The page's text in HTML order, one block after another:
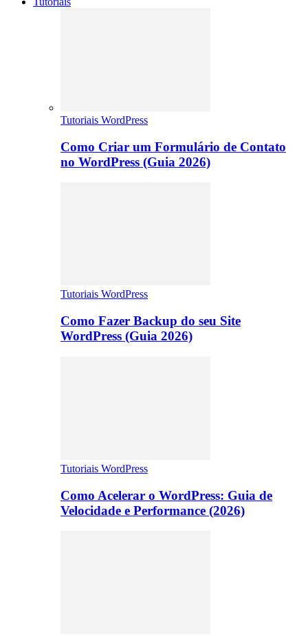
Tutoriais WordPress
Como Criar um Formulário de Contato
no WordPress (Guia 2026)
Tutoriais WordPress
Como Fazer Backup do seu Site
WordPress (Guia 2026)
Tutoriais WordPress
Como Acelerar o WordPress: Guia de
Velocidade e Performance (2026)